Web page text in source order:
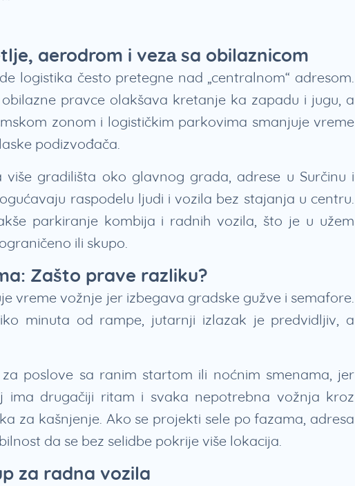
aerodrom i vezа sa obilaznicom
logistika često pretegne nad „centralnom“ adresom.
pravce olakšava kretanje ka zapadu i jugu, a
zonom i logističkim parkovima smanjuje vreme
podizvođača.
gradilišta oko glavnog grada, adrese u Surčinu i
raspodelu ljudi i vozila bez stajanja u centru.
parkiranje kombija i radnih vozila, što je u užem
ili skupo.
Zašto prave razliku?
vreme vožnje jer izbegava gradske gužve i semafore.
minuta od rampe, jutarnji izlazak je predvidljiv, a
poslove sa ranim startom ili noćnim smenama, jer
ima drugačiji ritam i svaka nepotrebna vožnja kroz
za kašnjenje. Ako se projekti sele po fazama, adresa
da se bez selidbe pokrije više lokacija.
za radna vozila